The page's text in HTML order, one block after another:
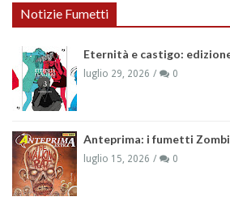
Notizie Fumetti
Eternità e castigo:
luglio 29, 2026 0
Anteprima: i fumetti
luglio 15, 2026 0